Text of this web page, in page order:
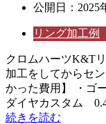
公開日： 2025
リング加工例
クロムハーツK&T
加工をしてからセ
かった費用】 ・ゴ
ダイヤカスタム
続きを読む